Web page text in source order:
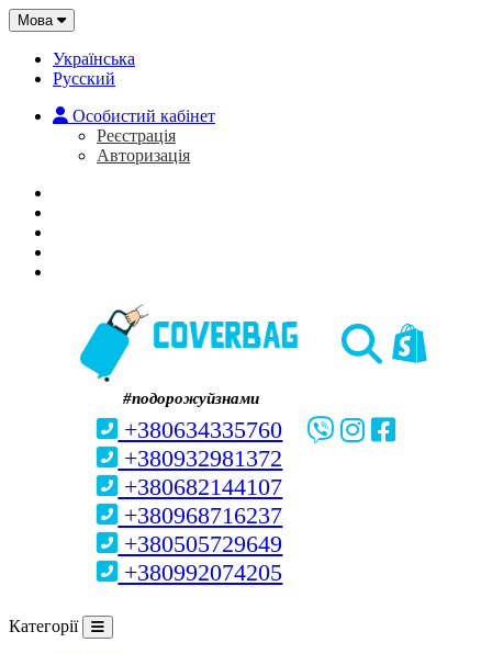
Мова
Українська
Русский
Особистий кабінет
Реєстрація
Авторизація
#подорожуйзнами
+380634335760
+380932981372
+380682144107
+380968716237
+380505729649
+380992074205
Категорії